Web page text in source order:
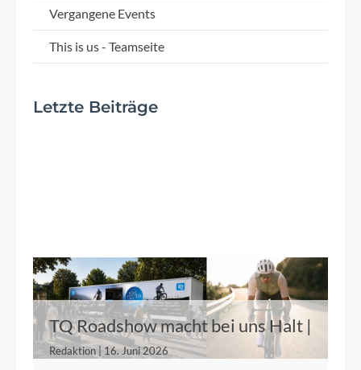
Vergangene Events
This is us - Teamseite
Letzte Beiträge
TQ Roadshow macht bei uns Halt |
21.06.2026
Redaktion | 16. Juni 2026